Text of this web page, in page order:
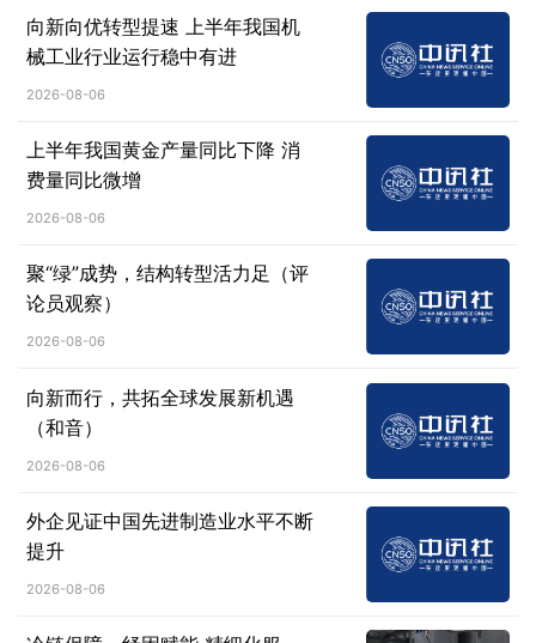
向新向优转型提速 上半年我国机
械工业行业运行稳中有进
2026-08-06
上半年我国黄金产量同比下降 消
费量同比微增
2026-08-06
聚“绿”成势，结构转型活力足（评
论员观察）
2026-08-06
向新而行，共拓全球发展新机遇
（和音）
2026-08-06
外企见证中国先进制造业水平不断
提升
2026-08-06